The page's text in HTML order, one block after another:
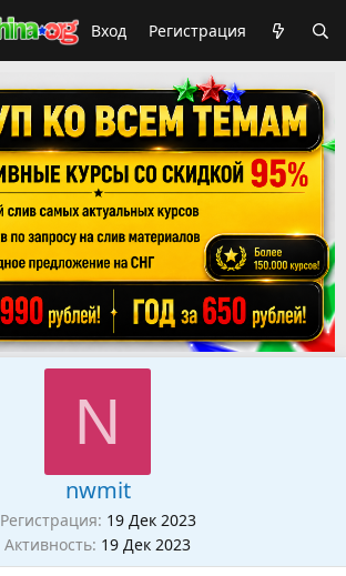
Вход Регистрация
N
nwmit
Регистрация 19 Дек 2023
Активность 19 Дек 2023